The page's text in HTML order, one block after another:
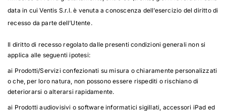
data in cui Ventis S.r.l. è venuta a conoscenza dell’esercizio del diritto di
recesso da parte dell’Utente.
Il diritto di recesso regolato dalle presenti condizioni generali non si
applica alle seguenti ipotesi:
ai Prodotti/Servizi confezionati su misura o chiaramente personalizzati
o che, per loro natura, non possono essere rispediti o rischiano di
deteriorarsi o alterarsi rapidamente.
ai Prodotti audiovisivi o software informatici sigillati, accessori iPad ed